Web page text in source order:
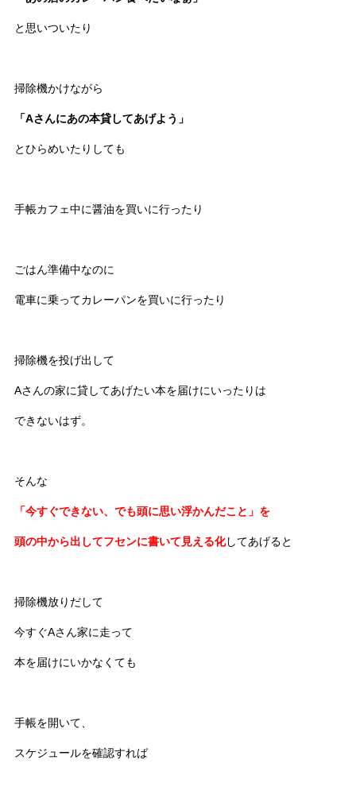
と思いついたり
掃除機かけながら
「Aさんにあの本貸してあげよう」
とひらめいたりしても
手帳カフェ中に醤油を買いに行ったり
ごはん準備中なのに
電車に乗ってカレーパンを買いに行ったり
掃除機を投げ出して
Aさんの家に貸してあげたい本を届けにいったりは
できないはず。
そんな
「今すぐできない、でも頭に思い浮かんだこと」を
頭の中から出してフセンに書いて 見える化してあげると
掃除機放りだして
今すぐAさん家に走って
本を届けにいかなくても
手帳を開いて、
スケジュールを確認すれば